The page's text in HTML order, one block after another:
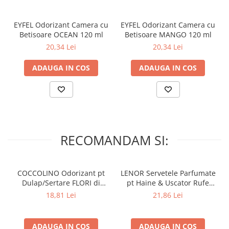
Deodorante & Parfumuri
Roll-on
Spray
Cosmetice Auto
Pet Shop
Covoare & Tapiterii
Contraindicații:
Nu lăsați lumânarea aprinsă nesupravegheată și păstrați-o
departe de obiecte inflamabile.
Evitați utilizarea produsului în prezența copiilor mici și a
animalelor de companie.
Asigurați-vă că suportul ceramic este așezat pe o suprafață
stabilă și rezistentă la căldură.
EYFEL Odorizant Camera cu
Betisoare OCEAN 120 ml
20,34 Lei
ADAUGA IN COS
EYFEL Odorizant Camera cu
Betisoare MANGO 120 ml
20,34 Lei
ADAUGA IN COS
RECOMANDAM SI:
COCCOLINO Odorizant pt
Dulap/Sertare FLORI di
PRIMAVERA 3 buc
18,81 Lei
ADAUGA IN COS
LENOR Servetele Parfumate
pt Haine & Uscator Rufe
SPRING AWAKENING 34 buc
21,86 Lei
ADAUGA IN COS